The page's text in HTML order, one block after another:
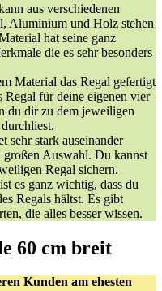
aus verschiedenen
Aluminium und Holz stehen
hat seine ganz
die es sehr besonders
Material das Regal gefertigt
Regal für deine eigenen vier
du dir zu dem jeweiligen
sehr stark auseinander
Auswahl. Du kannst
Regal sichern.
es ganz wichtig, dass du
Regals hältst. Es gibt
die alles besser wissen.
60 cm breit
Kunden am ehesten